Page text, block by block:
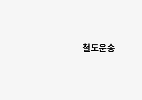
철도운송​